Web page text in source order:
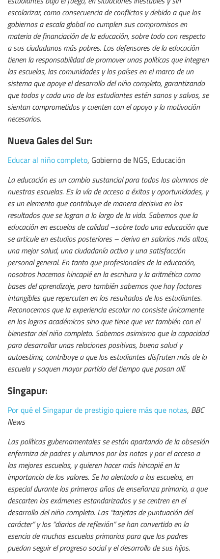
escolarizar, como consecuencia de conflictos y debido a que los
gobiernos a escala global no cumplen sus compromisos en
materia de financiación de la educación, sobre todo con respecto
a sus ciudadanos más pobres. Los defensores de la educación
tienen la responsabilidad de promover unas políticas que integren
las escuelas, las comunidades y los países en el marco de un
sistema que apoye el desarrollo del niño completo, garantizando
que todos y cada uno de los estudiantes estén sanos y salvos, se
sientan comprometidos y cuenten con el apoyo y la motivación
necesarios.
Nueva Gales del Sur:
Educar al niño completo, Gobierno de NGS, Educación
La educación es un cambio sustancial para todos los alumnos de
nuestras escuelas. Es la vía de acceso a éxitos y oportunidades, y
es un elemento que contribuye de manera decisiva en los
resultados que se logran a lo largo de la vida. Sabemos que la
educación en escuelas de calidad –sobre todo una educación que
se articule en estudios posteriores – deriva en salarios más altos,
una mejor salud, una ciudadanía activa y una satisfacción
personal general. En tanto que profesionales de la educación,
nosotros hacemos hincapié en la escritura y la aritmética como
bases del aprendizaje, pero también sabemos que hay factores
intangibles que repercuten en los resultados de los estudiantes.
Reconocemos que la experiencia escolar no consiste únicamente
en los logros académicos sino que tiene que ver también con el
bienestar del niño completo. Sabemos asimismo que la capacidad
para desarrollar unas relaciones positivas, buena salud y
autoestima, contribuye a que los estudiantes disfruten más de la
escuela y saquen mayor partido del tiempo que pasan allí.
Singapur:
Por qué el Singapur de prestigio quiere más que notas, BBC
News
Las políticas gubernamentales se están apartando de la obsesión
enfermiza de padres y alumnos por las notas y por el acceso a
las mejores escuelas, y quieren hacer más hincapié en la
importancia de los valores. Se ha alentado a las escuelas, en
especial durante los primeros años de enseñanza primaria, a que
descarten los exámenes estandarizados y se centren en el
desarrollo del niño completo. Las “tarjetas de puntuación del
carácter” y los “diarios de reflexión” se han convertido en la
esencia de muchas escuelas primarias para que los padres
puedan seguir el progreso social y el desarrollo de sus hijos.